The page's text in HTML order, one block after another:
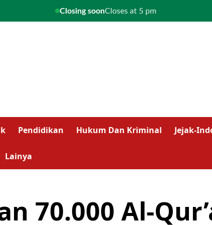
Closing soonCloses at 5 pm
Pendidikan Hukum Dan Kriminal Jejak-
Lainya
70.000 Al-